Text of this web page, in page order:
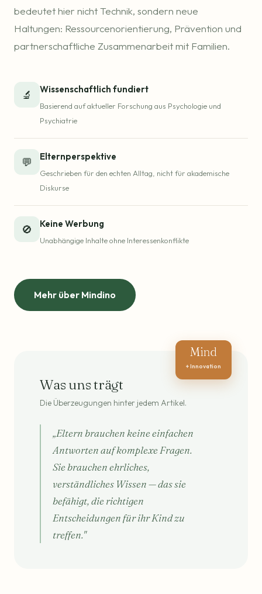
bedeutet hier nicht Technik, sondern neue
Haltungen: Ressourcenorientierung, Prävention und
partnerschaftliche Zusammenarbeit mit Familien.
🔬 Wissenschaftlich fundiert
Basierend auf aktueller Forschung aus Psychologie und
Psychiatrie
💬 Elternperspektive
Geschrieben für den echten Alltag, nicht für akademische
Diskurse
🚫 Keine Werbung
Unabhängige Inhalte ohne Interessenkonflikte
Mehr über Mindino
Mind
+ Innovation
Was uns trägt
Die Überzeugungen hinter jedem Artikel.
„Eltern brauchen keine einfachen
Antworten auf komplexe Fragen.
Sie brauchen ehrliches,
verständliches Wissen — das sie
befähigt, die richtigen
Entscheidungen für ihr Kind zu
treffen."